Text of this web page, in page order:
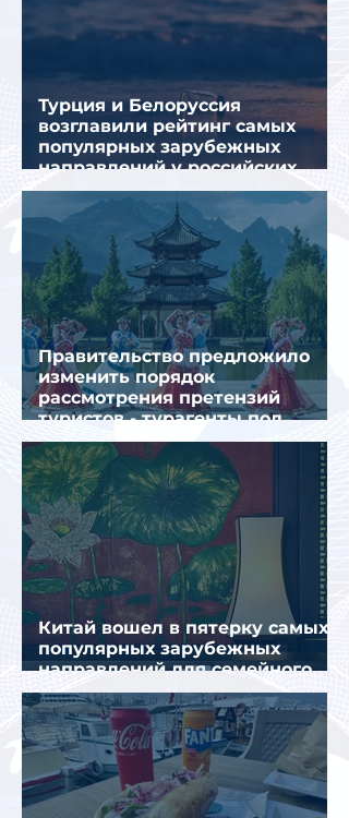
Турция и Белоруссия
возглавили рейтинг самых
популярных зарубежных
направлений у российских
туристов летом
Правительство предложило
изменить порядок
рассмотрения претензий
туристов - турагенты под
ударом!
Китай вошел в пятерку самых
популярных зарубежных
направлений для семейного
отдыха летом